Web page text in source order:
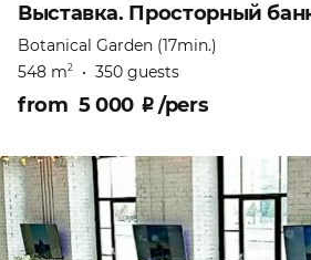
Выставка. Просторный
Botanical Garden (17min.)
548 m2 • 350 guests
from 5 000 ₽/pers